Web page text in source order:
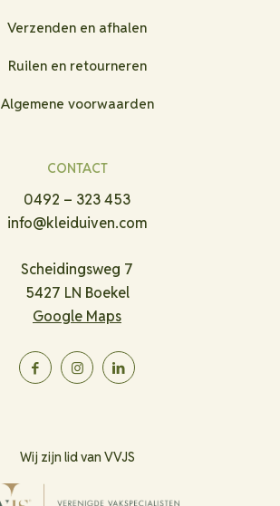
Verzenden en afhalen
Ruilen en retourneren
Algemene voorwaarden
CONTACT
0492 – 323 453
info@kleiduiven.com
Scheidingsweg 7
5427 LN Boekel
Google Maps
Wij zijn lid van VVJS